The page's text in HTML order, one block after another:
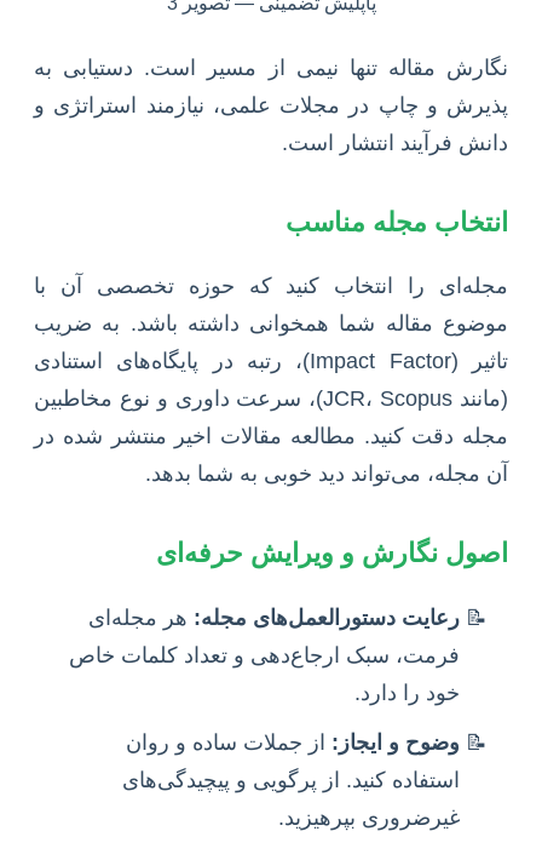
نگارش مقاله تنها نیمی از مسیر است. دستیابی به
پذیرش و چاپ در مجلات علمی، نیازمند استراتژی و
دانش فرآیند انتشار است.
انتخاب مجله مناسب
مجله‌ای را انتخاب کنید که حوزه تخصصی آن با
موضوع مقاله شما همخوانی داشته باشد. به ضریب
تاثیر (Impact Factor)، رتبه در پایگاه‌های استنادی
(مانند JCR، Scopus)، سرعت داوری و نوع مخاطبین
مجله دقت کنید. مطالعه مقالات اخیر منتشر شده در
آن مجله، می‌تواند دید خوبی به شما بدهد.
اصول نگارش و ویرایش حرفه‌ای
رعایت دستورالعمل‌های مجله: هر مجله‌ای
فرمت، سبک ارجاع‌دهی و تعداد کلمات خاص
خود را دارد.
وضوح و ایجاز: از جملات ساده و روان
استفاده کنید. از پرگویی و پیچیدگی‌های
غیرضروری بپرهیزید.